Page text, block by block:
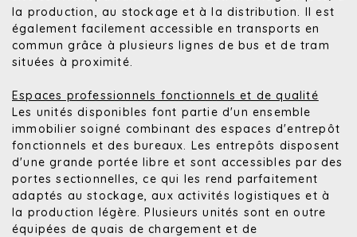
la production, au stockage et à la distribution. Il est
également facilement accessible en transports en
commun grâce à plusieurs lignes de bus et de tram
situées à proximité.
Espaces professionnels fonctionnels et de qualité
Les unités disponibles font partie d'un ensemble
immobilier soigné combinant des espaces d'entrepôt
fonctionnels et des bureaux. Les entrepôts disposent
d'une grande portée libre et sont accessibles par des
portes sectionnelles, ce qui les rend parfaitement
adaptés au stockage, aux activités logistiques et à
la production légère. Plusieurs unités sont en outre
équipées de quais de chargement et de